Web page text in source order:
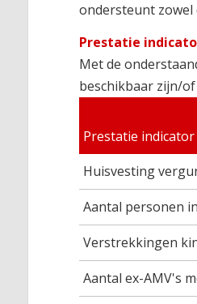
ondersteunt zowel
Prestatie
Met de
beschikbaar zijn/
Prestatie indicator
Huisvesting
Aantal personen
Verstrekkingen
Aantal ex-AMV's